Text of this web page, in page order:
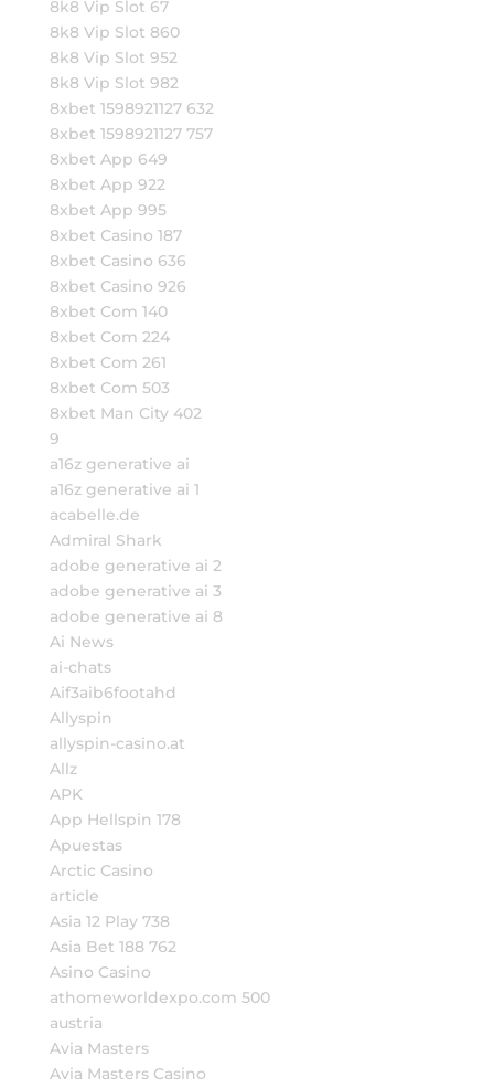
8k8 Vip Slot 67
8k8 Vip Slot 860
8k8 Vip Slot 952
8k8 Vip Slot 982
8xbet 1598921127 632
8xbet 1598921127 757
8xbet App 649
8xbet App 922
8xbet App 995
8xbet Casino 187
8xbet Casino 636
8xbet Casino 926
8xbet Com 140
8xbet Com 224
8xbet Com 261
8xbet Com 503
8xbet Man City 402
9
a16z generative ai
a16z generative ai 1
acabelle.de
Admiral Shark
adobe generative ai 2
adobe generative ai 3
adobe generative ai 8
Ai News
ai-chats
Aif3aib6footahd
Allyspin
allyspin-casino.at
Allz
APK
App Hellspin 178
Apuestas
Arctic Casino
article
Asia 12 Play 738
Asia Bet 188 762
Asino Casino
athomeworldexpo.com 500
austria
Avia Masters
Avia Masters Casino